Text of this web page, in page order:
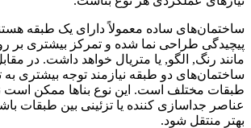
ساختمان‌های ساده معمولاً دارای یک طبقه
پیچیدگی طراحی نما شده و تمرکز بیشتری بر
مانند رنگ, الگو, یا متریال خواهد داشت. در
ساختمان‌های دو طبقه نیازمند توجه بیشتری
طبقات مختلف است. این نوع بناها ممکن است
عناصر جداسازی کننده یا تزئینی بین طبقات
بهتر منتقل شود.